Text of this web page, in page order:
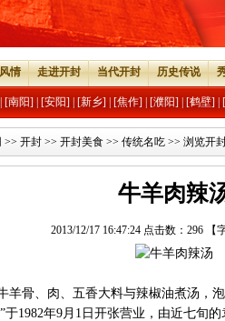
情 走进开封 当代开封 历史传说
[南阳] [安阳] [新乡] [焦作] [濮阳] [鹤壁]
>> 开封 >> 开封美食 >> 传统名吃 >> 浏览开
牛羊肉辣
2013/12/17 16:47:24 点击数： 296 【
骨、肉、五香大料与辣椒油煮汤，
于1982年9月1日开张营业，由近七旬